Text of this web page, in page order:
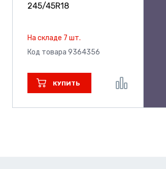
245/45R18
На складе 7 шт.
Код товара 9364356
КУПИТЬ